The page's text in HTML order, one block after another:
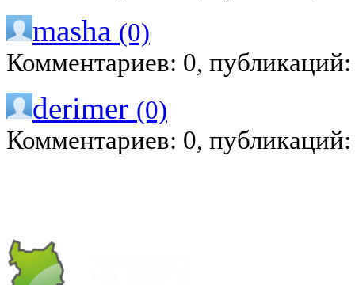
masha (0)
Комментариев: 0,
derimer (0)
Комментариев: 0,